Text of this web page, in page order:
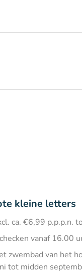
kleine letters
ca. €6,99 p.p.p.n.
vanaf 16.00
zwembad van het
tot midden